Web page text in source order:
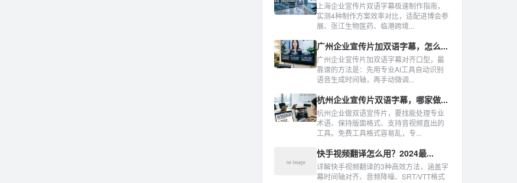
上海企业宣传片双语字幕极速制作指南，
实测4种制作方案效率对比，适配进博会参
展、张江生物医药、临港跨境...
广州企业宣传片加双语字幕，怎么...
广州企业宣传片加双语字幕对齐口型，最
靠谱的方法是：先用专业AI工具自动识别
语音生成时间轴，再手动微调...
杭州企业宣传片双语字幕，哪家做...
杭州企业做双语宣传片，要找能处理专业
术语、保持版面格式、支持音视频直出的
工具。免费工具格式容易乱，专...
快手视频翻译怎么用？2024最...
详解快手视频翻译的3种高效方法，涵盖字
幕时间轴对齐、音频降噪、SRT/VTT格式